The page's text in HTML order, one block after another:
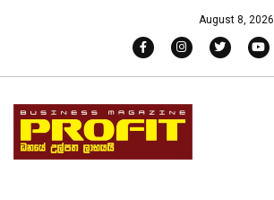
August 8, 2026